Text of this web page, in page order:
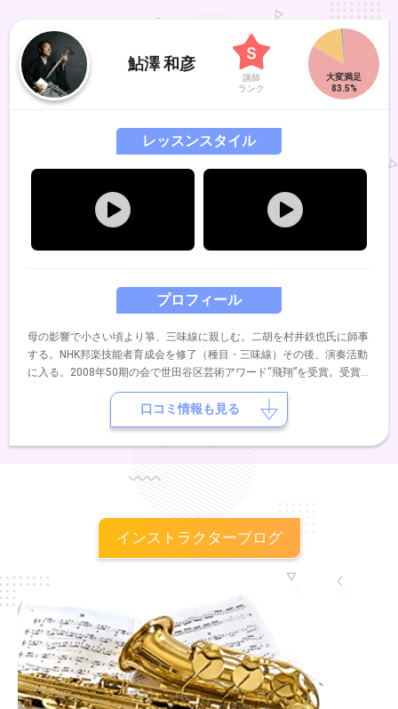
鮎澤 和彦
講師
ランク
プロフィール
母の影響で小さい頃より箏、三味線に親しむ。二胡を村井鉄也氏に師事
する。NHK邦楽技能者育成会を修了（種目・三味線）その後、演奏活動
に入る。2008年50期の会で世田谷区芸術アワード“飛翔”を受賞。受賞
公演では、韓国のコムンゴ・サンジョを三味線で演奏し好評を博す。
レッスンスタイル
口コミ情報も見る
インストラクターブログ